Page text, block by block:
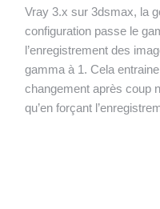
Vray 3.x sur 3dsmax, la
configuration passe le
l’enregistrement des
gamma à 1. Cela
changement après coup
qu’en forçant